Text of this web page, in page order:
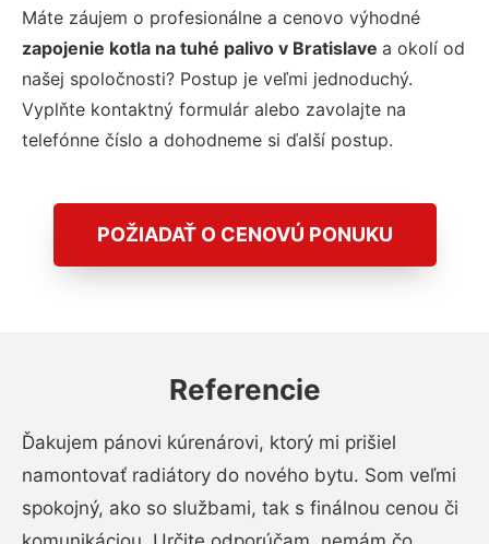
Máte záujem o profesionálne a cenovo výhodné
zapojenie kotla na tuhé palivo v Bratislave a okolí od
našej spoločnosti? Postup je veľmi jednoduchý.
Vyplňte kontaktný formulár alebo zavolajte na
telefónne číslo a dohodneme si ďalší postup.
POŽIADAŤ O CENOVÚ PONUKU
Referencie
Ďakujem pánovi kúrenárovi, ktorý mi prišiel
namontovať radiátory do nového bytu. Som veľmi
spokojný, ako so službami, tak s finálnou cenou či